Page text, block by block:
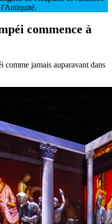
l'Antiquité.
commence à
comme jamais auparavant dans